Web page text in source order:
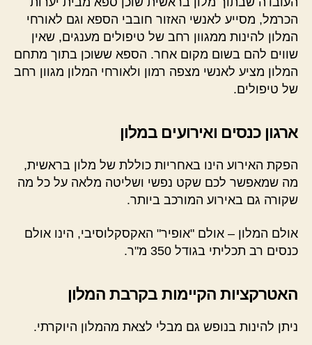
הכרמל, מסייע לאנשי האזור חובבי הספא וגם לאורחי
המלון להינות ממגוון רחב של טיפולים מענגים, שאין
שווים להם בשום מקום אחר. הספא ששוכן בתוך מתחם
המלון מציע לאנשי מצפה רמון ולאורחי המלון מגוון רחב
של טיפולים.
ארגון כנסים ואירועים במלון
הפקת האירוע הינו באחריות כוללת של מלון בראשית,
מה שמאפשר לכם שקט נפשי ושליטה מלאה על כל מה
שקורה גם באירוע המורכב ביותר.
אולם המלון – אולם "אופיר" האקסקלוסיבי, הינו אולם
כנסים רב תכליתי בגודל 350 מ"ר.
האטרקציות הקיימות בקרבת המלון
ניתן להינות בנופש גם מבלי לצאת מהמלון היוקרתי.